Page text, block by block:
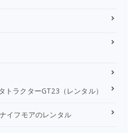
トラクターGT23（レンタル）
イフモアのレンタル